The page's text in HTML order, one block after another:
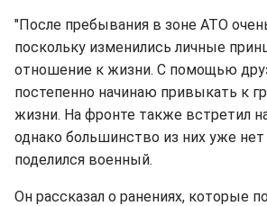
"После пребывания в зоне АТО
поскольку изменились личные
отношение к жизни. С помощью
постепенно начинаю привыкать к
жизни. На фронте также встретил
однако большинство из них уже
поделился военный.
Он рассказал о ранениях, которые